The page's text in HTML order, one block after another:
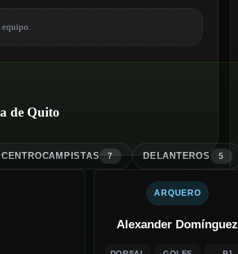
equipo.
de Quito
CENTROCAMPISTAS 7 DELANTEROS 5
ARQUERO
Alexander Domínguez